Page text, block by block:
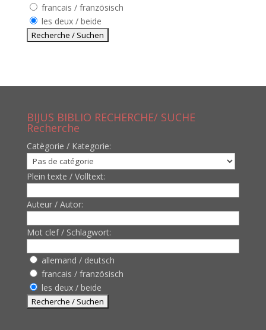
francais / französisch
les deux / beide
BIJUS BIBLIO RECHERCHE/ SUCHE
Recherche
Catègorie / Kategorie:
Plein texte / Volltext:
Auteur / Autor:
Mot clef / Schlagwort:
allemand / deutsch
francais / französisch
les deux / beide